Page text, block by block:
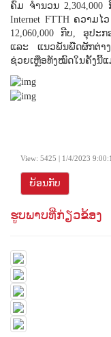
ຄົມ ຈໍານວນ
Internet FTTH ຄວາມໄ
12,060,000 ກີບ, ອຸປະ
ແລະ ແນວພັນພືດຜັກຕ່າ
ຊ່ວຍເຫຼືອທັງໝົດໃນຄັ້ງນີ້ແ
View: 5425 | 1/4/2023
ຍ້ອນກັບ
ຮູບພາບທີ່ກ່ຽວຂ້ອງ